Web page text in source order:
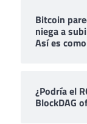
Bitcoin
niega a
Así es
¿Podría el
BlockDAG